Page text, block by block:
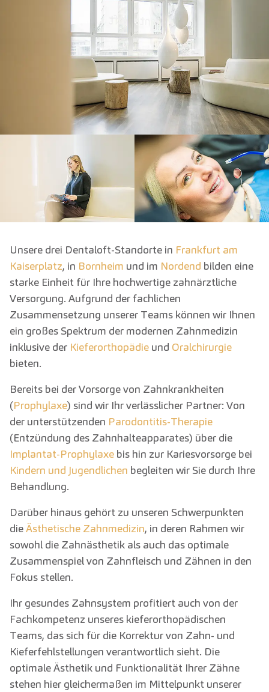
Unsere drei Dentaloft-Standorte in Frankfurt am
Kaiserplatz, in Bornheim und im Nordend bilden eine
starke Einheit für Ihre hochwertige zahnärztliche
Versorgung. Aufgrund der fachlichen
Zusammensetzung unserer Teams können wir Ihnen
ein großes Spektrum der modernen Zahnmedizin
inklusive der Kieferorthopädie und Oralchirurgie
bieten.
Bereits bei der Vorsorge von Zahnkrankheiten
(Prophylaxe) sind wir Ihr verlässlicher Partner: Von
der unterstützenden Parodontitis-Therapie
(Entzündung des Zahnhalteapparates) über die
Implantat-Prophylaxe bis hin zur Kariesvorsorge bei
Kindern und Jugendlichen begleiten wir Sie durch Ihre
Behandlung.
Darüber hinaus gehört zu unseren Schwerpunkten
dieÄsthetische Zahnmedizin, in deren Rahmen wir
sowohl die Zahnästhetik als auch das optimale
Zusammenspiel von Zahnfleisch und Zähnen in den
Fokus stellen.
Ihr gesundes Zahnsystem profitiert auch von der
Fachkompetenz unseres kieferorthopädischen
Teams, das sich für die Korrektur von Zahn- und
Kieferfehlstellungen verantwortlich sieht. Die
optimale Ästhetik und Funktionalität Ihrer Zähne
stehen hier gleichermaßen im Mittelpunkt unserer